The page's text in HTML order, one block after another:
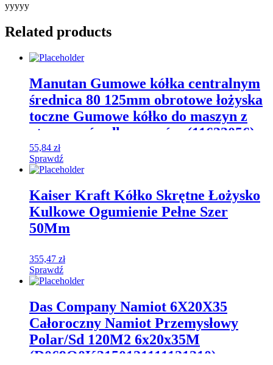
yyyyy
Related products
Manutan Gumowe kółka centralnym
średnica 80 125mm obrotowe łożyska
toczne Gumowe kółko do maszyn z
otworem środkowym śre (11633056)
55,84 zł
Sprawdź
Kaiser Kraft Kółko Skrętne Łożysko
Kulkowe Ogumienie Pełne Szer
50Mm
355,47 zł
Sprawdź
Das Company Namiot 6X20X35
Całoroczny Namiot Przemysłowy
Polar/Sd 120M2 6x20x35M
(D069Q0K3150121111121210)